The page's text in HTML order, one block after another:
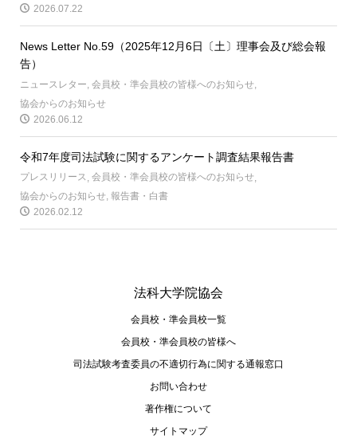
2026.07.22
News Letter No.59（2025年12月6日〔土〕理事会及び総会報
告）
ニュースレター, 会員校・準会員校の皆様へのお知らせ,
協会からのお知らせ
2026.06.12
令和7年度司法試験に関するアンケート調査結果報告書
プレスリリース 会員校・準会員校の皆様へのお知らせ
協会からのお知らせ, 報告書・白書
2026.02.12
法科大学院協会
会員校・準会員校一覧
会員校・準会員校の皆様へ
司法試験考査委員の不適切⾏為に関する通報窓⼝
お問い合わせ
著作権について
サイトマップ